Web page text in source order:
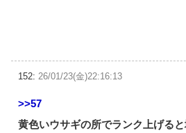
152: 26/01/23(金)22:16:13
>>57
黄色いウサギの所でランク上げる